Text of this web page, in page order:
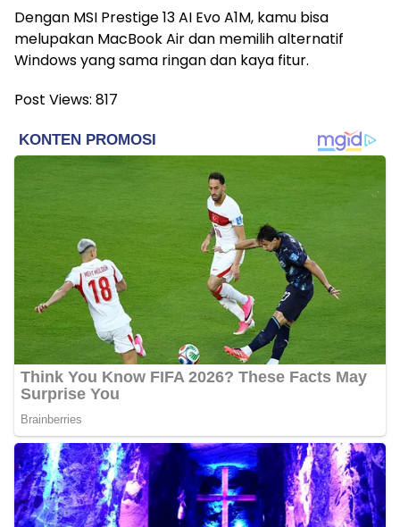
Dengan MSI Prestige 13 AI Evo A1M, kamu bisa
melupakan MacBook Air dan memilih alternatif
Windows yang sama ringan dan kaya fitur.
Post Views: 817